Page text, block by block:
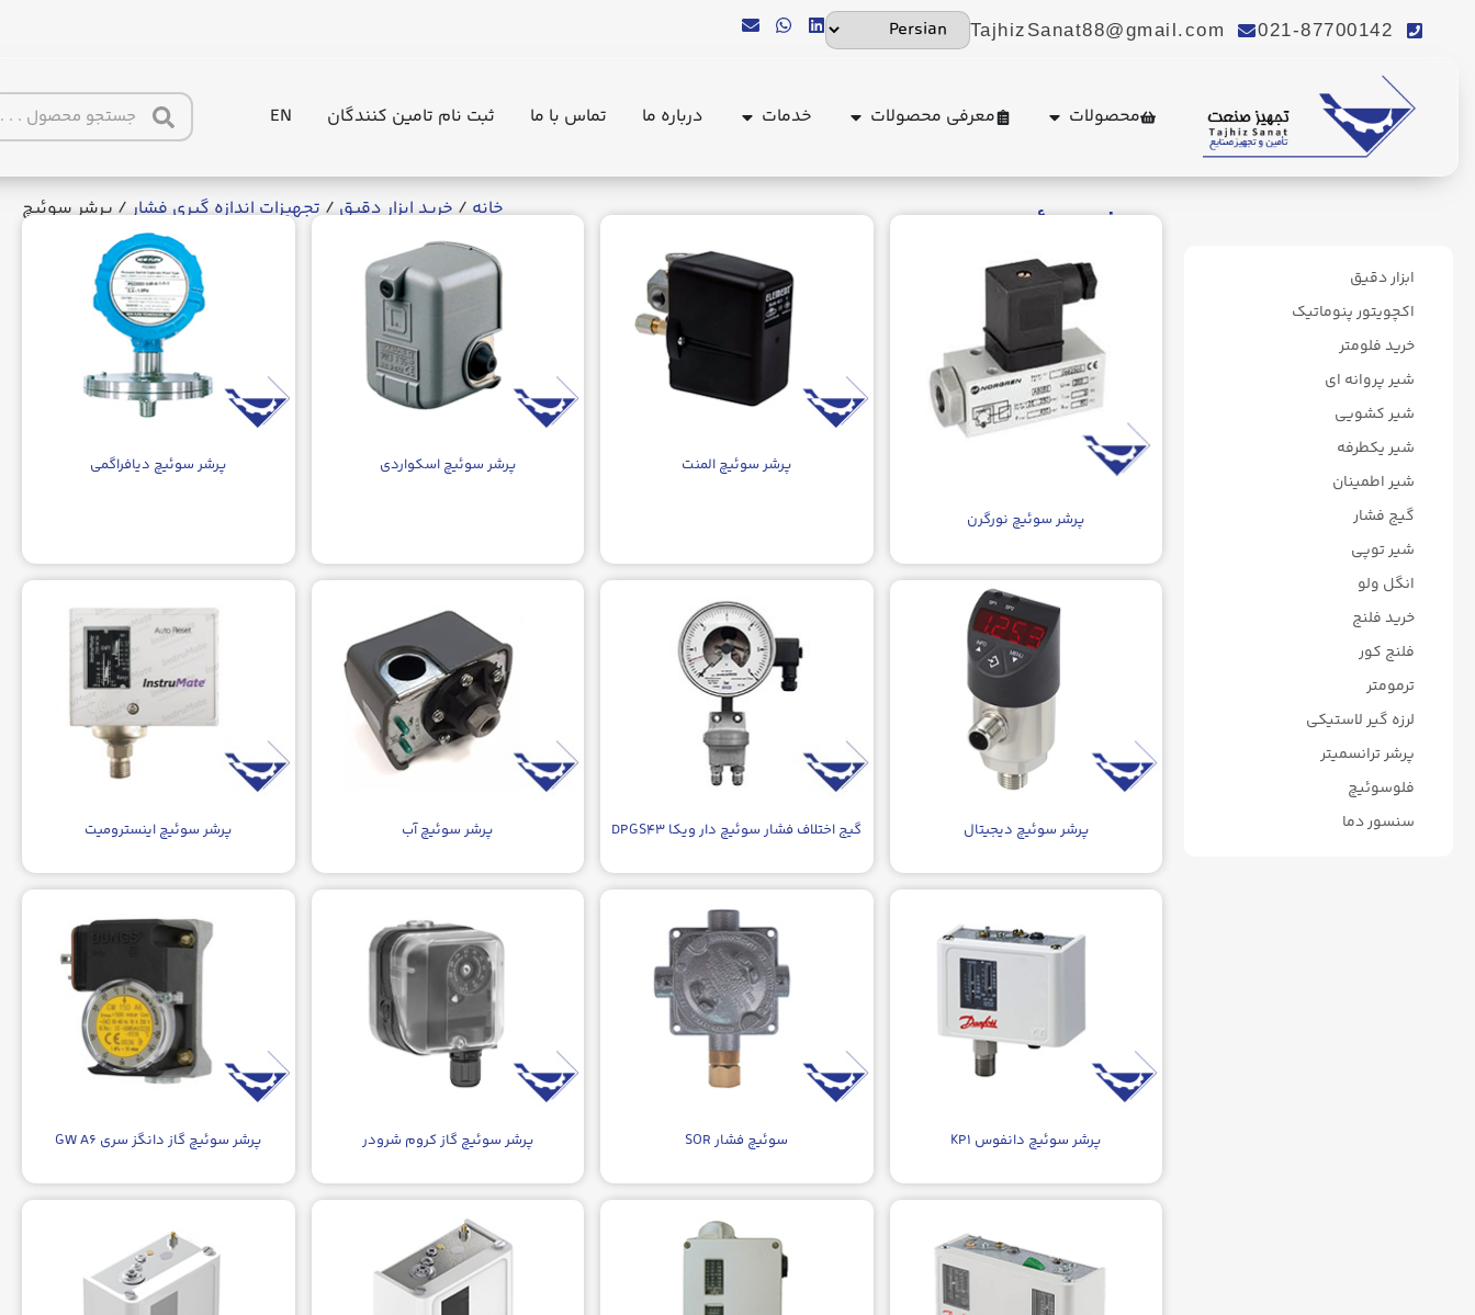
021-87700142
TajhizSanat88@gmail.com
محصولات معرفی محصولات خدمات درباره ما تماس با ما ثبت نام تامین کنندگان EN
ابزار دقیق
اکچویتور پنوماتیک
خرید فلومتر
شیر پروانه ای
شیر کشویی
شیر یکطرفه
شیر اطمینان
گیج فشار
شیر توپی
انگل ولو
خرید فلنج
فلنج کور
ترمومتر
لرزه گیر لاستیکی
پرشر ترانسمیتر
فلوسوئیچ
سنسور دما
پرشر سوئیچ خانه/خرید ابزار دقیق/تجهیزات اندازه گیری فشار/ پرشر سوئیچ
پرشر سوئیچ نورگرن
پرشر سوئیچ المنت پرشر سوئیچ اسکواردی پرشر سوئیچ دیافراگمی
پرشر سوئیچ دیجیتال گیج اختلاف فشار سوئیچ دار ویکا DPGS۴۳ پرشر سوئیچ آب پرشر سوئیچ اینسترومیت
پرشر سوئیچ دانفوس KP۱ سوئیچ فشار SOR پرشر سوئیچ گاز کروم شرودر پرشر سوئیچ گاز دانگز سری GW A۶